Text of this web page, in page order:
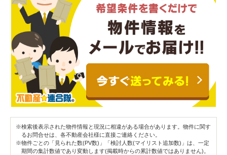
※検索後表示された物件情報と現況に相違がある場合があります。物件に関す
るお問合せは、各不動産会社様に直接ご連絡ください。
※物件ごとの「見られた数(PV数)」「検討人数(マイリスト追加数)」は、一定
期間の集計数値であり変動します(掲載時からの累計数値ではありません)。